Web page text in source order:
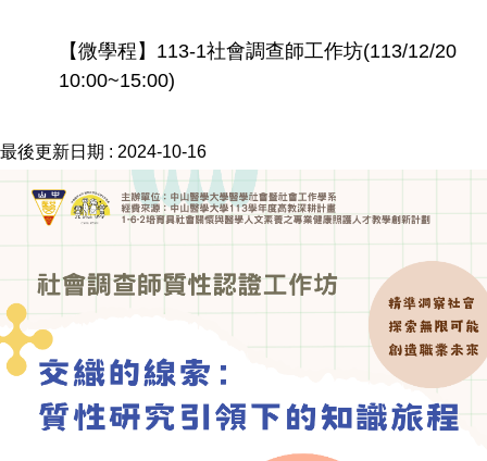
【微學程】113-1社會調查師工作坊(113/12/20
10:00~15:00)
最後更新日期 : 2024-10-16